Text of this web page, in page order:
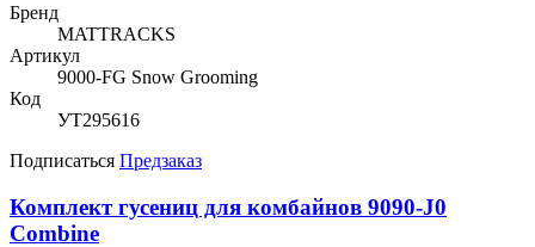
Бренд
MATTRACKS
Артикул
9000-FG Snow Grooming
Код
УТ295616
Подписаться Предзаказ
Комплект гусениц для комбайнов 9090-J0
Combine